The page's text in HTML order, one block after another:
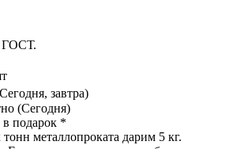
ГОСТ.
завтра)
(Сегодня)
в подарок *
металлопроката дарим 5 кг.